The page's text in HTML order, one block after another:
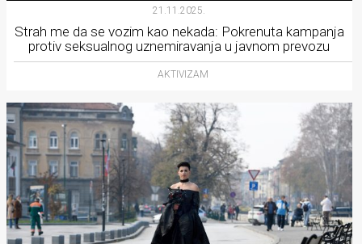
21.11.2025.
Strah me da se vozim kao nekada: Pokrenuta kampanja
protiv seksualnog uznemiravanja u javnom prevozu
AKTIVIZAM